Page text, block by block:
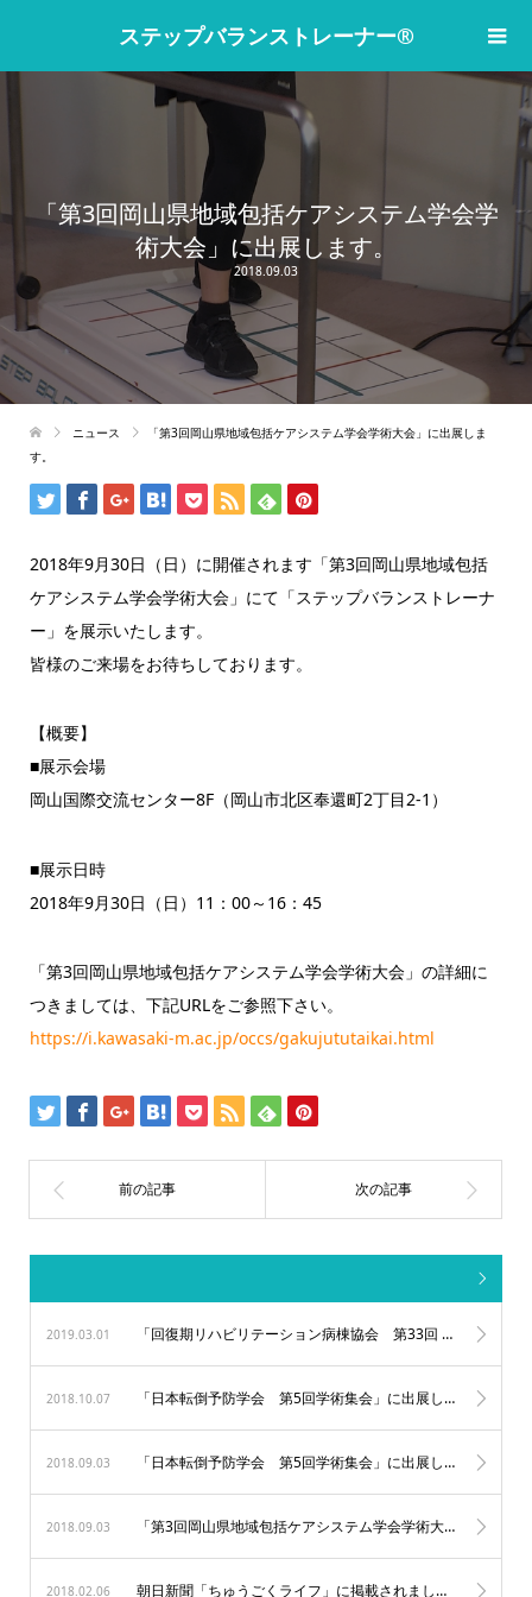
ステップバランストレーナー®
「第3回岡山県地域包括ケアシステム学会学
術大会」に出展します。
2018.09.03
ニュース
「第3回岡山県地域包括ケアシステム学会学術大会」に出展しま
す。
2018年9月30日（日）に開催されます「第3回岡山県地域包括
ケアシステム学会学術大会」にて「ステップバランストレーナ
ー」を展示いたします。
皆様のご来場をお待ちしております。
【概要】
■展示会場
岡山国際交流センター8F（岡山市北区奉還町2丁目2-1）
■展示日時
2018年9月30日（日）11：00～16：45
「第3回岡山県地域包括ケアシステム学会学術大会」の詳細に
つきましては、下記URLをご参照下さい。
https://i.kawasaki-m.ac.jp/occs/gakujututaikai.html
2019.03.01 「回復期リハビリテーション病棟協会 第33回 研究大会 in 舞浜・千葉」に出展しました。
2018.10.07 「日本転倒予防学会 第5回学術集会」に出展しました。
2018.09.03 「日本転倒予防学会 第5回学術集会」に出展します。
2018.09.03 「第3回岡山県地域包括ケアシステム学会学術大会」に出展します。
2018.02.06 朝日新聞「ちゅうごくライフ」に掲載されました。